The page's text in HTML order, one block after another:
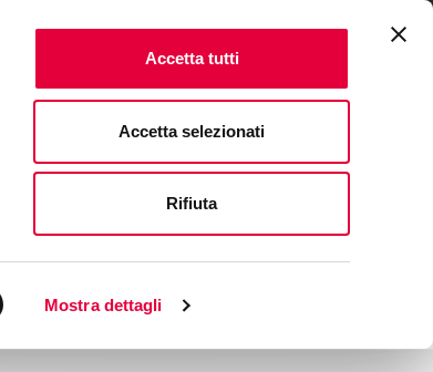
Mostra dettagli
Accetta tutti
Accetta selezionati
Rifiuta